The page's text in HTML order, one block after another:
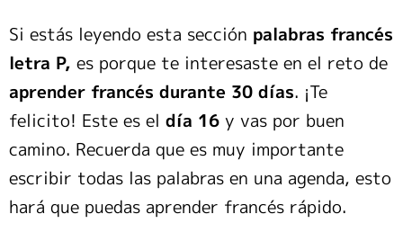
Si estás leyendo esta sección palabras francés
letra P, es porque te interesaste en el reto de
aprender francés durante 30 días. ¡Te
felicito! Este es el día 16 y vas por buen
camino. Recuerda que es muy importante
escribir todas las palabras en una agenda, esto
hará que puedas aprender francés rápido.